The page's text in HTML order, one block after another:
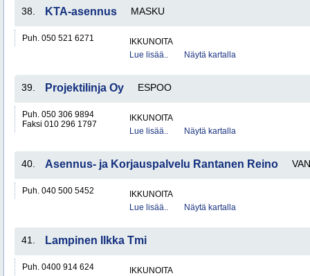
38. KTA-asennus MASKU
Puh. 050 521 6271
IKKUNOITA
Lue lisää..
Näytä kartalla
39. Projektilinja Oy ESPOO
Puh. 050 306 9894
Faksi 010 296 1797
IKKUNOITA
Lue lisää..
Näytä kartalla
40. Asennus- ja Korjauspalvelu Rantanen Reino
Puh. 040 500 5452
IKKUNOITA
Lue lisää..
Näytä kartalla
41. Lampinen Ilkka Tmi
Puh. 0400 914 624
IKKUNOITA